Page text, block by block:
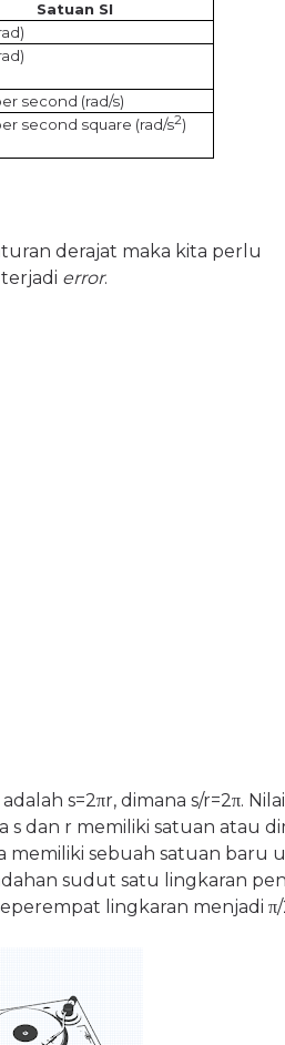
Satuan SI
second (rad/s)
second square (rad/s2)
derajat maka kita perlu
error.
s=2πr, dimana s/r=2π.
s dan r memiliki satuan atau
memiliki sebuah satuan baru
sudut satu lingkaran
lingkaran menjadi π/